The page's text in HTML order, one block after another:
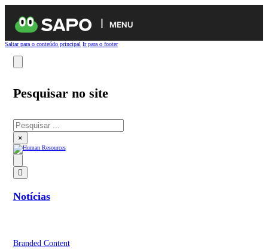
MENU
Saltar para o conteúdo principal Ir para o footer
Pesquisar no site
Pesquisar
×
Notícias
Branded Content